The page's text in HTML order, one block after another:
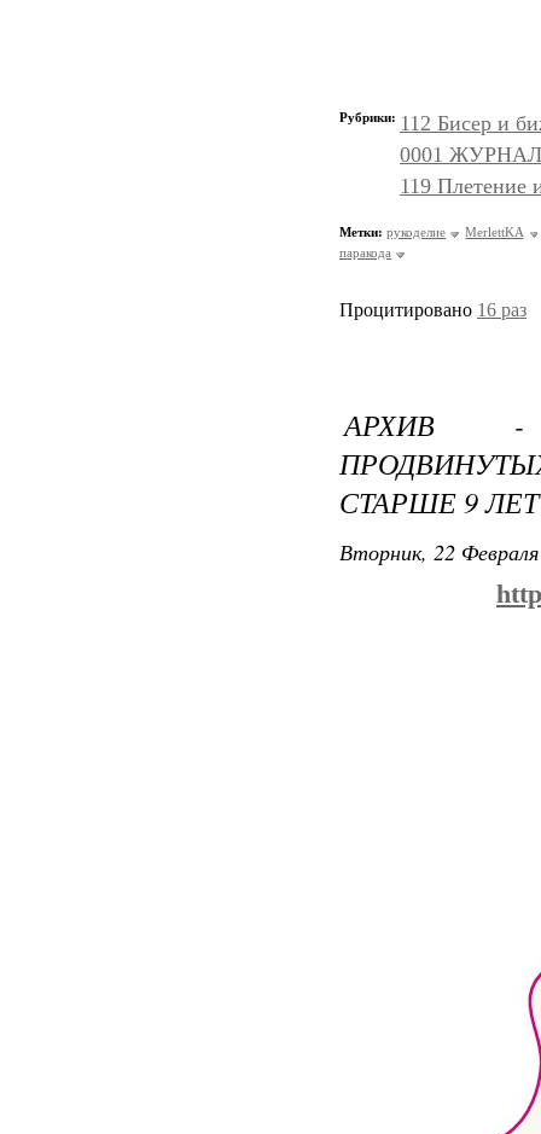
Рубрики: 112 Бисер и
0001
119 Плетение
Метки: рукоделие
MerlettKA
паракода
Процитировано 16 раз
АРХИВ -
СТАРШЕ 9 ЛЕТ
Вторник, 22